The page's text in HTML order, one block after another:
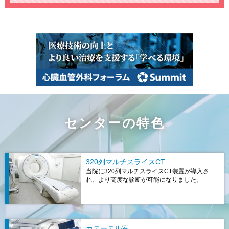
センターの特色
320列マルチスライスCT
当院に320列マルチスライスCT装置が導入さ
れ、より高度な診断が可能になりました。